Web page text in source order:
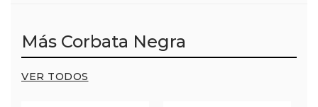
Más Corbata Negra
VER TODOS